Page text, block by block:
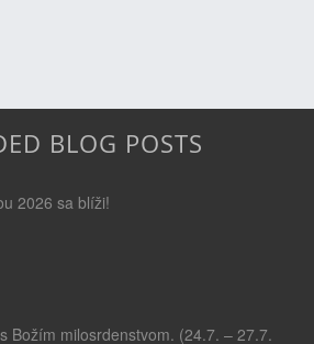
BLOG POSTS
2026 sa blíži!
Božím milosrdenstvom. (24.7. – 27.7.